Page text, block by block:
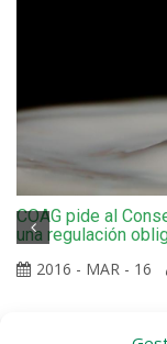
COAG pide al
una regulación
2016 - MAR - 16